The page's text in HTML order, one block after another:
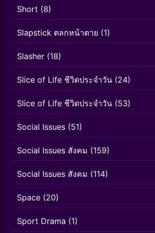
Short (8)
Slapstick ตลกหน้าตาย (1)
Slasher (18)
Slice of Life ชีวิตประจำวัน (24)
Slice of Life ชีวิตประจำวัน (53)
Social Issues (51)
Social Issues สังคม (159)
Social Issues สังคม (114)
Space (20)
Sport Drama (1)